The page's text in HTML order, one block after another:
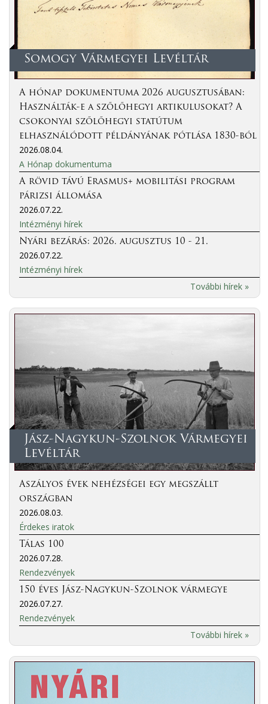
Somogy Vármegyei Levéltár
A hónap dokumentuma 2026 augusztusában:
Használták-e a szőlőhegyi artikulusokat? A
csokonyai szőlőhegyi statútum
elhasználódott példányának pótlása 1830-ból
2026.08.04.
A Hónap dokumentuma
A rövid távú Erasmus+ mobilitási program
párizsi állomása
2026.07.22.
Intézményi hírek
Nyári bezárás: 2026. augusztus 10 - 21.
2026.07.22.
Intézményi hírek
További hírek »
Jász-Nagykun-Szolnok Vármegyei
Levéltár
Aszályos évek nehézségei egy megszállt
országban
2026.08.03.
Érdekes iratok
Tálas 100
2026.07.28.
Rendezvények
150 éves Jász-Nagykun-Szolnok vármegye
2026.07.27.
Rendezvények
További hírek »